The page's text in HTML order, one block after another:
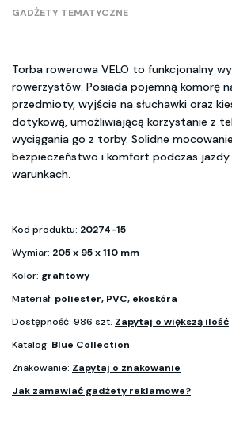
GADŻETY TEMATYCZNE
Torba rowerowa VELO to funkcjonalny
rowerzystów. Posiada pojemną komorę
przedmioty, wyjście na słuchawki oraz
dotykową, umożliwiającą korzystanie z
wyciągania go z torby. Solidne
bezpieczeństwo i komfort podczas jazdy
warunkach.
Kod produktu: 20274-15
Wymiar: 205 x 95 x 110 mm
Kolor: grafitowy
Materiał: poliester, PVC, ekoskóra
Dostępność: 986 szt. Zapytaj o większą ilość
Katalog: Blue Collection
Znakowanie: Zapytaj o znakowanie
Jak zamawiać gadżety reklamowe?